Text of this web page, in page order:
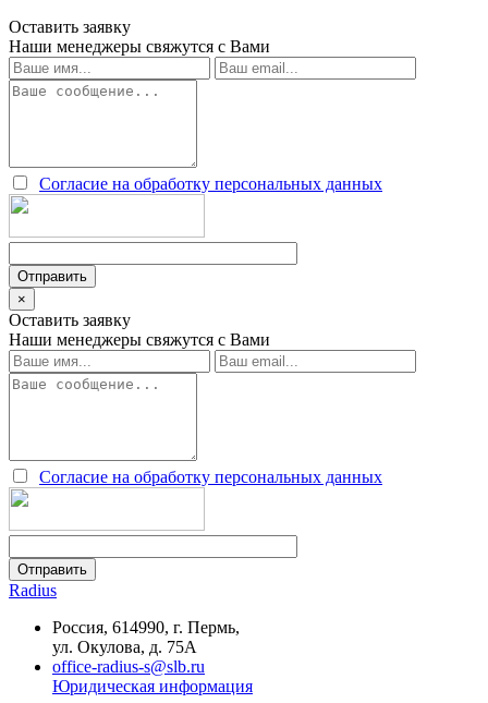
Оставить заявку
Наши менеджеры свяжутся с Вами
Согласие на обработку персональных данных
×
Оставить заявку
Наши менеджеры свяжутся с Вами
Согласие на обработку персональных данных
Radius
Россия, 614990, г. Пермь,
ул. Окулова, д. 75А
office-radius-s@slb.ru
Юридическая информация